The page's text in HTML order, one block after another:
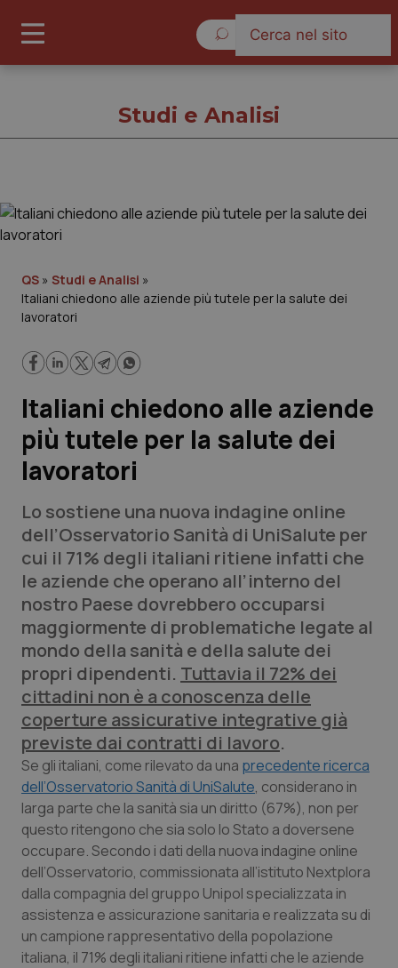
Governo e Parlamento
Regioni e Asl
Lavoro e Professioni
Scienza e Farmaci
Studi e Analisi
Lettere al direttore
Edizioni Regionali
QS Pro
Professionisti Sanitari.AI
Abruzzo
Basilicata
Calabria
Campania
Emilia-Romagna
Friuli Venezia Giulia
QS Pro Gold
Artrite & artrosi
Asma & BPCO
Car-T
Colesterolo & coronaropatie
Dermatite Atopica
QS Club Newsletter
Studi e Analisi
QS » Studi e Analisi »
Italiani chiedono alle aziende più tutele per la salute dei
lavoratori
Italiani chiedono alle aziende
più tutele per la salute dei
lavoratori
Lo sostiene una nuova indagine online
dell’Osservatorio Sanità di UniSalute per
cui il 71% degli italiani ritiene infatti che
le aziende che operano all’interno del
nostro Paese dovrebbero occuparsi
maggiormente di problematiche legate al
mondo della sanità e della salute dei
propri dipendenti. Tuttavia il 72% dei
cittadini non è a conoscenza delle
coperture assicurative integrative già
previste dai contratti di lavoro.
Se gli italiani, come rilevato da una precedente ricerca
dell’Osservatorio Sanità di UniSalute, considerano in
larga parte che la sanità sia un diritto (67%), non per
questo ritengono che sia solo lo Stato a doversene
occupare. Secondo i dati della nuova indagine online
dell’Osservatorio, commissionata all’istituto Nextplora
dalla compagnia del gruppo Unipol specializzata in
assistenza e assicurazione sanitaria e realizzata su di
un campione rappresentativo della popolazione
italiana, il 71% degli italiani ritiene infatti che le aziende